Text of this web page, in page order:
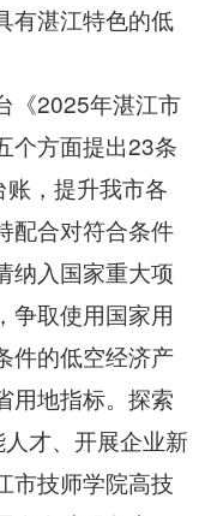
有湛江特色的低
《2025年湛江市
个方面提出23条
，提升我市各
配合对符合条件
纳入国家重大项
争取使用国家用
件的低空经济产
用地指标。探索
人才、开展企业新
市技师学院高技